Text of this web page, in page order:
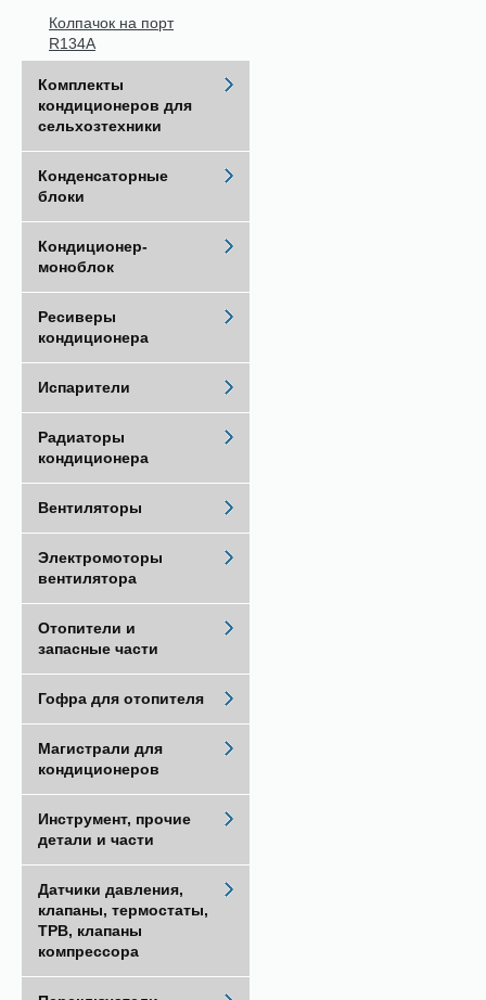
Колпачок на порт
R134A
Комплекты
кондиционеров для
сельхозтехники
Конденсаторные
блоки
Кондиционер-
моноблок
Ресиверы
кондиционера
Испарители
Радиаторы
кондиционера
Вентиляторы
Электромоторы
вентилятора
Отопители и
запасные части
Гофра для отопителя
Магистрали для
кондиционеров
Инструмент, прочие
детали и части
Датчики давления,
клапаны, термостаты,
ТРВ, клапаны
компрессора